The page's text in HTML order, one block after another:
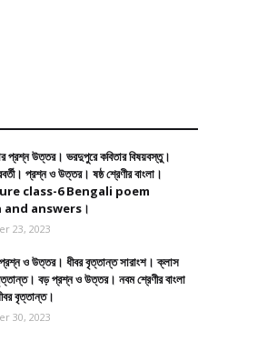
প্রশ্ন উত্তর। ভরদুপুরে কবিতার বিষয়বস্তু।
প্রশ্ন ও উত্তর। ষষ্ঠ শ্রেণীর বাংলা।
class-6 Bengali poem
answers।
23, 2023
ও উত্তর। ধীবর বৃত্তান্ত সারাংশ। ক্লাস
বড় প্রশ্ন ও উত্তর। নবম শ্রেণীর বাংলা
বৃত্তান্ত।
30, 2023